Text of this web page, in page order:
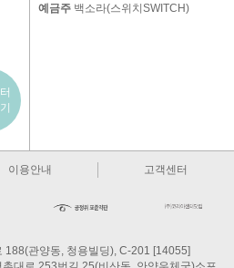
예금주백소라(스위치SWITCH)
이용안내 고객센터
188(관양동, 청용빌딩), C-201 [14055]